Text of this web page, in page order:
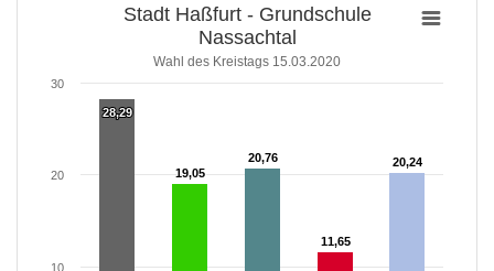
Stadt Haßfurt - Grundschule
Nassachtal
Wahl des Kreistags 15.03.2020
28,29
28,29
19,05
19,05
20,76
20,76
11,65
11,65
20,24
20,24
10
20
30